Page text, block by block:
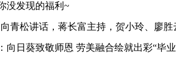
没发现的福利~
青松讲话，蒋长富主持，贺小玲、廖胜
向日葵致敬师恩 劳美融合绘就出彩“毕